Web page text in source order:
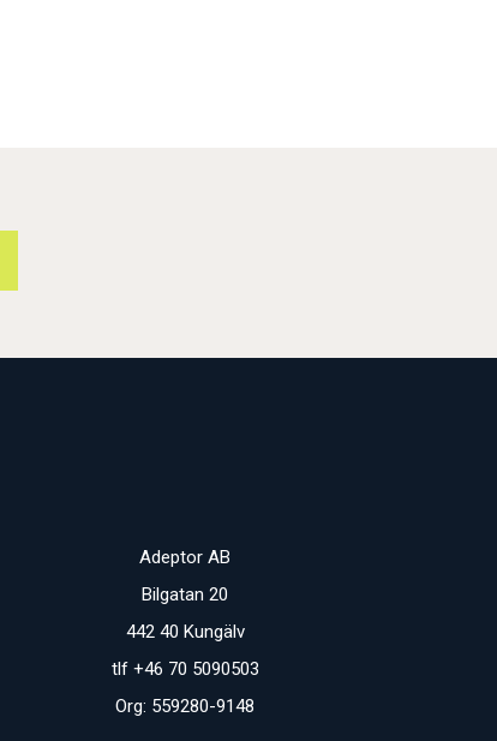
Adeptor AB
Bilgatan 20
442 40 Kungälv
tlf +46 70 5090503
Org: 559280-9148